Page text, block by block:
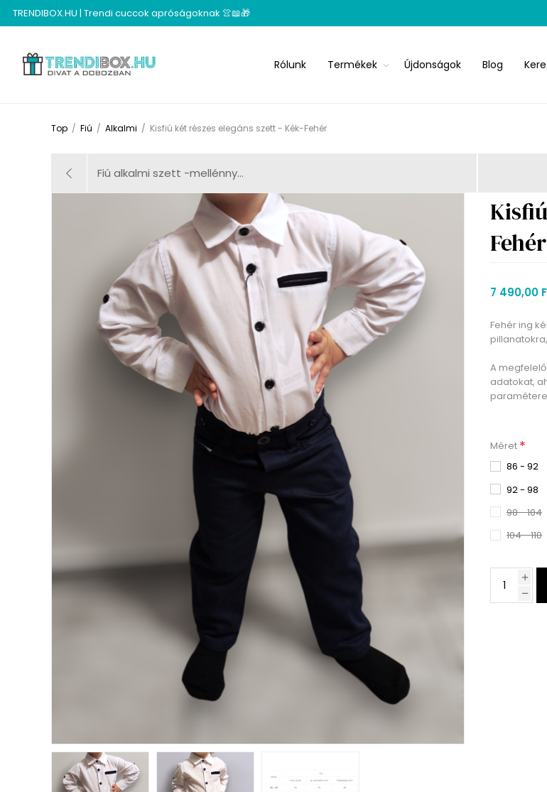
TRENDIBOX.HU | Trendi cuccok apróságoknak 👚📖🎁
Rólunk Termékek Újdonságok Blog
Top / Fiú / Alkalmi / Kisfiú két részes elegáns szett - Kék-Fehér
Fiú alkalmi szett -mellénny...
Fehér
7 490,00
Fehér ing
A
adatokat,
Méret *
86 - 92
92 - 98
98 - 104
104 - 110